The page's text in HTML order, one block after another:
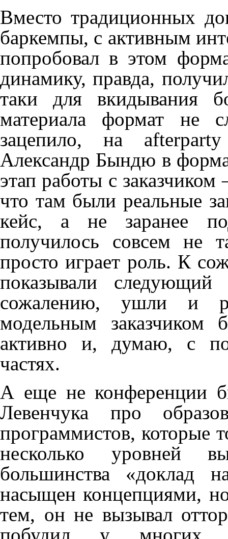
Вместо традиционных
баркемпы, с активным
попробовал в этом
динамику, правда,
таки для вкидывания
материала формат не
зацепило, на
Александр Бындю в
этап работы с
что там были реальные
кейс, а не заранее
получилось совсем не
просто играет роль. К
показывали
сожалению, ушли и
модельным
активно и, думаю, с
частях.
А еще не конференции
Левенчука про
программистов, которые
несколько уровней
большинства «доклад
насыщен концепциями,
тем, он не вызывал
побудил у многих